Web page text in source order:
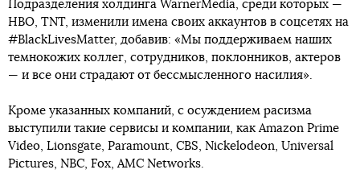
Подразделения холдинга WarnerMedia, среди которых —
HBO, TNT, изменили имена своих аккаунтов в соцсетях на
#BlackLivesMatter, добавив: «Мы поддерживаем наших
темнокожих коллег, сотрудников, поклонников, актеров
— и все они страдают от бессмысленного насилия».
Кроме указанных компаний, с осуждением расизма
выступили такие сервисы и компании, как Amazon Prime
Video, Lionsgate, Paramount, CBS, Nickelodeon, Universal
Pictures, NBC, Fox, AMC Networks.